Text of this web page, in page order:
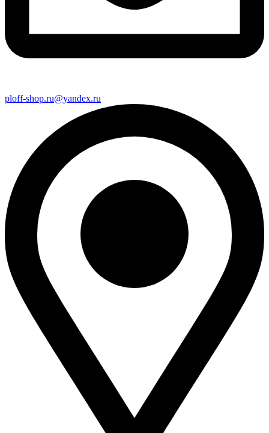
ploff-shop.ru@yandex.ru